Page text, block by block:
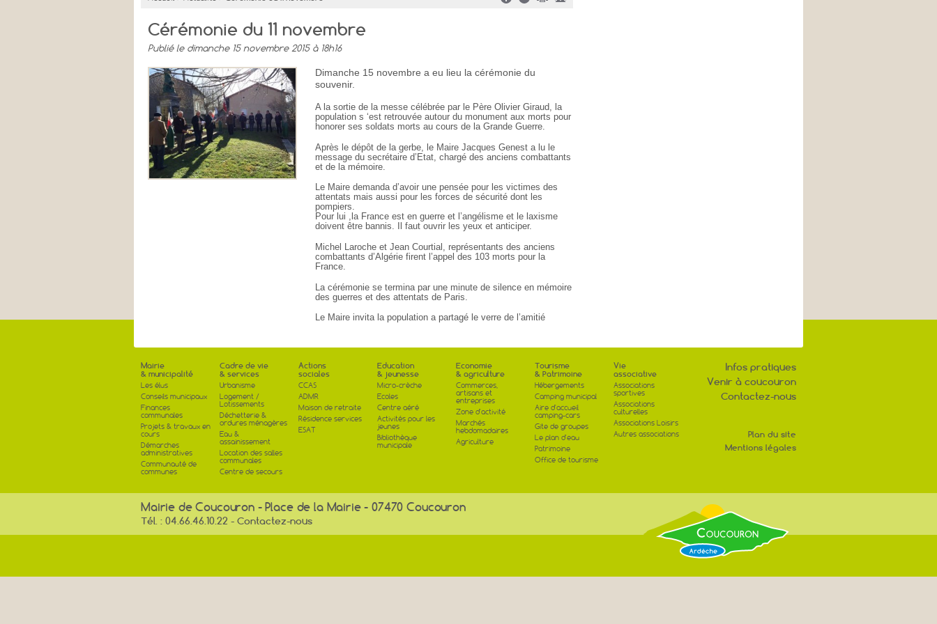
Cérémonie du 11 novembre
Publié le dimanche 15 novembre 2015 à 18h16
Dimanche 15 novembre a eu lieu la cérémonie du
souvenir.
A la sortie de la messe célébrée par le Père Olivier Giraud, la
population s ‘est retrouvée autour du monument aux morts pour
honorer ses soldats morts au cours de la Grande Guerre.
Après le dépôt de la gerbe, le Maire Jacques Genest a lu le
message du secrétaire d’Etat, chargé des anciens combattants
et de la mémoire.
Le Maire demanda d’avoir une pensée pour les victimes des
attentats mais aussi pour les forces de sécurité dont les
pompiers.
Pour lui ,la France est en guerre et l’angélisme et le laxisme
doivent être bannis. Il faut ouvrir les yeux et anticiper.
Michel Laroche et Jean Courtial, représentants des anciens
combattants d’Algérie firent l’appel des 103 morts pour la
France.
La cérémonie se termina par une minute de silence en mémoire
des guerres et des attentats de Paris.
Le Maire invita la population a partagé le verre de l’amitié
Mairie
& municipalité
Les élus
Conseils municipaux
Finances
communales
Projets & travaux en
cours
Démarches
administratives
Communauté de
communes
Cadre de vie
& services
Urbanisme
Logement /
Lotissements
Déchetterie &
ordures ménagères
Eau &
assainissement
Location des salles
communales
Centre de secours
Actions
sociales
CCAS
ADMR
Maison de retraite
Résidence services
ESAT
Education
& jeunesse
Micro-crèche
Ecoles
Centre aéré
Activités pour les
jeunes
Bibliothèque
municipale
Economie
& agriculture
Commerces,
artisans et
entreprises
Zone d'activité
Marchés
hebdomadaires
Agriculture
Tourisme
& Patrimoine
Hébergements
Camping municipal
Aire d'accueil
camping-cars
Gite de groupes
Le plan d'eau
Patrimoine
Office de tourisme
Vie
associative
Associations
sportives
Associations
culturelles
Associations Loisirs
Autres associations
Infos pratiques
Venir à coucouron
Contactez-nous
Plan du site
Mentions légales
Mairie de Coucouron - Place de la Mairie - 07470 Coucouron
Tél. : 04.66.46.10.22 - Contactez-nous